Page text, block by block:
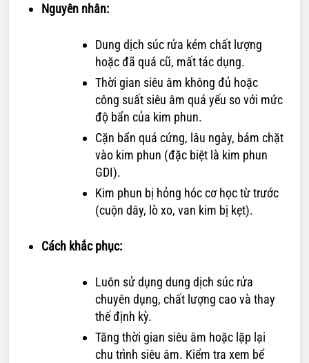
Nguyên nhân:
Dung dịch súc rửa kém chất lượng
hoặc đã quá cũ, mất tác dụng.
Thời gian siêu âm không đủ hoặc
công suất siêu âm quá yếu so với mức
độ bẩn của kim phun.
Cặn bẩn quá cứng, lâu ngày, bám chặt
vào kim phun (đặc biệt là kim phun
GDI).
Kim phun bị hỏng hóc cơ học từ trước
(cuộn dây, lò xo, van kim bị kẹt).
Cách khắc phục:
Luôn sử dụng dung dịch súc rửa
chuyên dụng, chất lượng cao và thay
thế định kỳ.
Tăng thời gian siêu âm hoặc lặp lại
chu trình siêu âm. Kiểm tra xem bể